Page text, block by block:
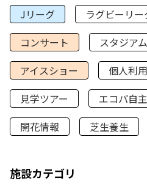
Jリーグ
ラグビーリー
コンサート
スタジア
アイスショー
個人利
見学ツアー
エコパ自
開花情報
芝生養生
施設カテゴリ